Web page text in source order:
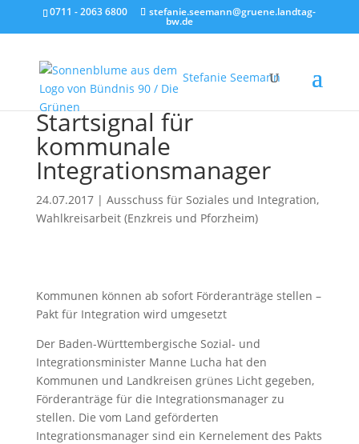
0711 - 2063 6800 stefanie.seemann@gruene.landtag-
bw.de
Stefanie Seemann
Startsignal für
kommunale
Integrationsmanager
24.07.2017| Ausschuss für Soziales und Integration,
Wahlkreisarbeit (Enzkreis und Pforzheim)
Kommunen können ab sofort Förderanträge stellen –
Pakt für Integration wird umgesetzt
Der Baden-Württembergische Sozial- und
Integrationsminister Manne Lucha hat den
Kommunen und Landkreisen grünes Licht gegeben,
Förderanträge für die Integrationsmanager zu
stellen. Die vom Land geförderten
Integrationsmanager sind ein Kernelement des Pakts